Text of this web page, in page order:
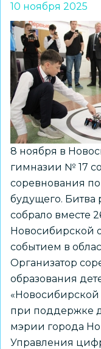
10 ноября 2025
8 ноября в
гимназии № 17
соревнования
будущего. Битва
собрало вместе
Новосибирской
событием в
Организатор
образования
при поддержке
мэрии города
Управления